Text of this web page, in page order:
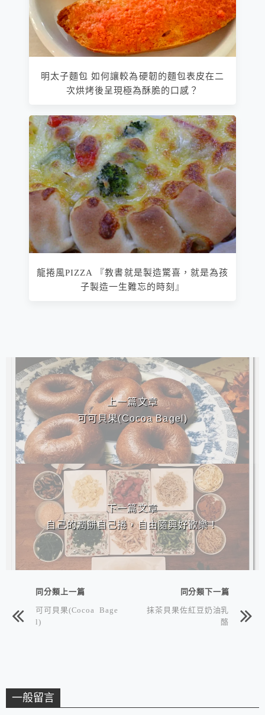
明太子麵包 如何讓較為硬韌的麵包表皮在二
次烘烤後呈現極為酥脆的口感？
龍捲風PIZZA 『教書就是製造驚喜，就是為孩
子製造一生難忘的時刻』
相連文章
上一篇文章
可可貝果(Cocoa Bagel)
下一篇文章
自己的潤餅自己捲，自由隨興好歡樂！
同分類上一篇
可可貝果(Cocoa Bage
l)
同分類下一篇
抹茶貝果佐紅豆奶油乳
酪
一般留言